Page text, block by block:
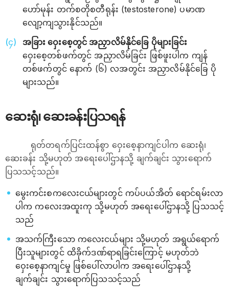
ဟော်မုန်း တက်စတိုစတီရုန်း (testosterone) ပမာဏ
လျော့ကျသွားနိုင်သည်။
အခြား ဝှေးစေ့တွင် အညှာလိမ်နိုင်ခြေ ပိုများခြင်း
ဝှေးစေ့တစ်ဖက်တွင် အညှာလိမ်ခြင်း ဖြစ်ဖူးပါက ကျန်
တစ်ဖက်တွင် နောက် (၆) လအတွင်း အညှာလိမ်နိုင်ခြေ ပို
များသည်။
ဆေးရုံ၊ ဆေးခန်းပြသရန်
ရုတ်တရက်ပြင်းထန်စွာ ဝှေးစေ့နာကျင်ပါက ဆေးရုံ၊
ဆေးခန်း သို့မဟုတ် အရေးပေါ်ဌာနသို့ ချက်ချင်း သွားရောက်
ပြသသင့်သည်။
မွေးကင်းစကလေးငယ်များတွင် ကပ်ပယ်အိတ် ရောင်ရမ်းလာ
ပါက ကလေးအထူးကု သို့မဟုတ် အရေးပေါ်ဌာနသို့ ပြသသင့်
သည်
အသက်ကြီးသော ကလေးငယ်များ သို့မဟုတ် အရွယ်ရောက်
ပြီးသူများတွင် ထိခိုက်ဒဏ်ရာရခြင်းကြောင့် မဟုတ်ဘဲ
ဝှေးစေ့နာကျင်မှု ဖြစ်ပေါ်လာပါက အရေးပေါ်ဌာနသို့
ချက်ချင်း သွားရောက်ပြသသင့်သည်